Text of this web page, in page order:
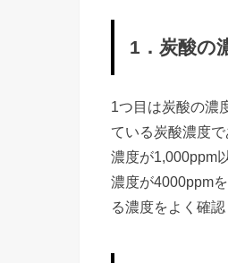
1．炭酸の
1つ目は炭酸の濃
ている炭酸濃度
濃度が1,000ppm
濃度が4000ppm
る濃度をよく確